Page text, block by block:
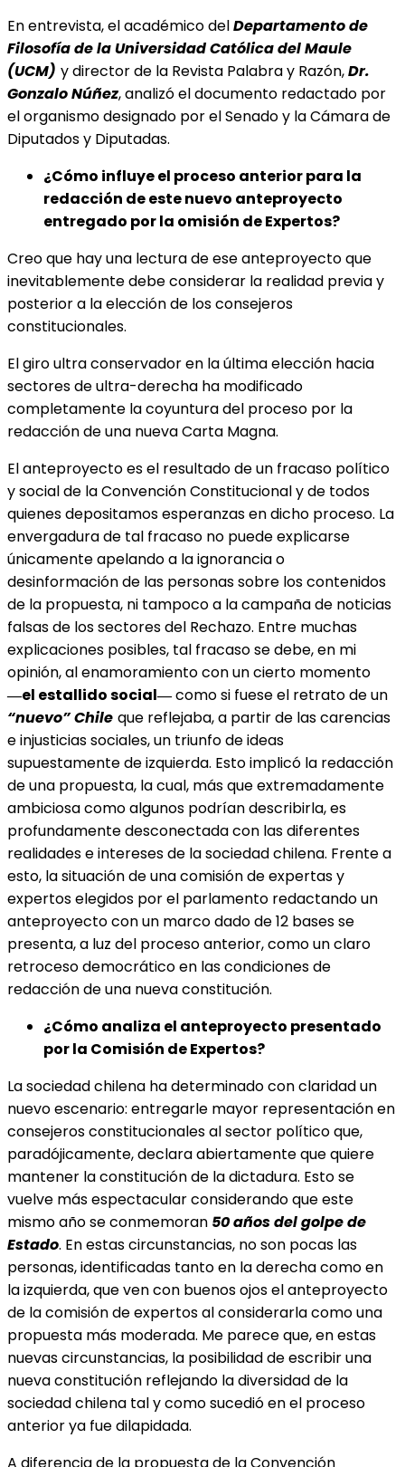
En entrevista, el académico delDepartamento de
Filosofía de la Universidad Católica del Maule
(UCM) y director de la Revista Palabra y Razón,Dr.
Gonzalo Núñez, analizó el documento redactado por
el organismo designado por el Senado y la Cámara de
Diputados y Diputadas.
¿Cómo influye el proceso anterior para la
redacción de este nuevo anteproyecto
entregado por la omisión de Expertos?
Creo que hay una lectura de ese anteproyecto que
inevitablemente debe considerar la realidad previa y
posterior a la elección de los consejeros
constitucionales.
El giro ultra conservador en la última elección hacia
sectores de ultra-derecha ha modificado
completamente la coyuntura del proceso por la
redacción de una nueva Carta Magna.
El anteproyecto es el resultado de un fracaso político
y social de la Convención Constitucional y de todos
quienes depositamos esperanzas en dicho proceso. La
envergadura de tal fracaso no puede explicarse
únicamente apelando a la ignorancia o
desinformación de las personas sobre los contenidos
de la propuesta, ni tampoco a la campaña de noticias
falsas de los sectores del Rechazo. Entre muchas
explicaciones posibles, tal fracaso se debe, en mi
opinión, al enamoramiento con un cierto momento
―el estallido social―como si fuese el retrato de un
“nuevo” Chile que reflejaba, a partir de las carencias
e injusticias sociales, un triunfo de ideas
supuestamente de izquierda. Esto implicó la redacción
de una propuesta, la cual, más que extremadamente
ambiciosa como algunos podrían describirla, es
profundamente desconectada con las diferentes
realidades e intereses de la sociedad chilena. Frente a
esto, la situación de una comisión de expertas y
expertos elegidos por el parlamento redactando un
anteproyecto con un marco dado de 12 bases se
presenta, a luz del proceso anterior, como un claro
retroceso democrático en las condiciones de
redacción de una nueva constitución.
¿Cómo analiza el anteproyecto presentado
por la Comisión de Expertos?
La sociedad chilena ha determinado con claridad un
nuevo escenario: entregarle mayor representación en
consejeros constitucionales al sector político que,
paradójicamente, declara abiertamente que quiere
mantener la constitución de la dictadura. Esto se
vuelve más espectacular considerando que este
mismo año se conmemoran 50 años del golpe de
Estado. En estas circunstancias, no son pocas las
personas, identificadas tanto en la derecha como en
la izquierda, que ven con buenos ojos el anteproyecto
de la comisión de expertos al considerarla como una
propuesta más moderada. Me parece que, en estas
nuevas circunstancias, la posibilidad de escribir una
nueva constitución reflejando la diversidad de la
sociedad chilena tal y como sucedió en el proceso
anterior ya fue dilapidada.
A diferencia de la propuesta de la Convención